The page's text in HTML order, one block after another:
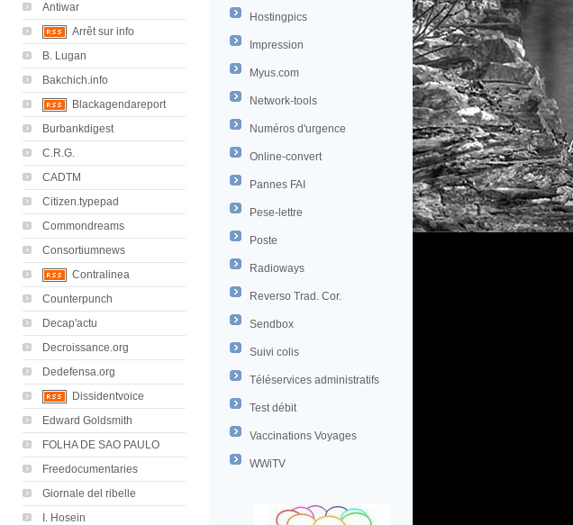
Hostingpics
Impression
Myus.com
Network-tools
Numéros d'urgence
Online-convert
Pannes FAI
Pese-lettre
Poste
Radioways
Reverso Trad. Cor.
Sendbox
Suivi colis
Téléservices administratifs
Test débit
Vaccinations Voyages
WWiTV
Antiwar
Arrêt sur info
B. Lugan
Bakchich.info
Blackagendareport
Burbankdigest
C.R.G.
CADTM
Citizen.typepad
Commondreams
Consortiumnews
Contralinea
Counterpunch
Decap'actu
Decroissance.org
Dedefensa.org
Dissidentvoice
Edward Goldsmith
FOLHA DE SAO PAULO
Freedocumentaries
Giornale del ribelle
I. Hosein